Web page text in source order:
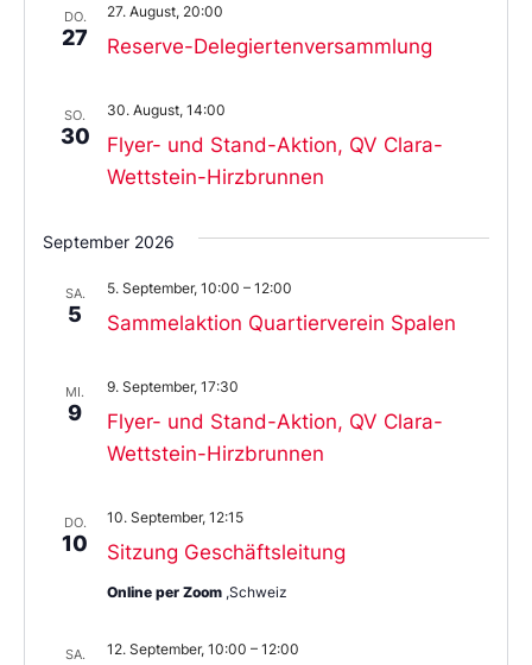
DO.
27 Reserve-Delegiertenversammlung
27. August, 20:00
SO.
30
Flyer- und Stand-Aktion, QV Clara-
Wettstein-Hirzbrunnen
30. August, 14:00
September 2026
SA.
5 Sammelaktion Quartierverein Spalen
5. September, 10:00 – 12:00
MI.
9
Flyer- und Stand-Aktion, QV Clara-
Wettstein-Hirzbrunnen
9. September, 17:30
DO.
10 Sitzung Geschäftsleitung
10. September, 12:15
Online per Zoom ,Schweiz
SA. 12. September, 10:00 – 12:00